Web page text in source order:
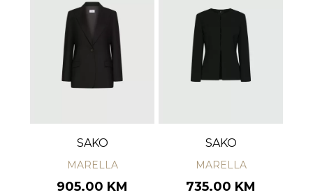
SAKO
MARELLA
905.00 KM
SAKO
MARELLA
735.00 KM